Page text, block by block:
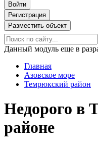
Войти
Регистрация
Разместить объект
Данный модуль еще в
Главная
Азовское море
Темрюкский район
Недорого в
районе